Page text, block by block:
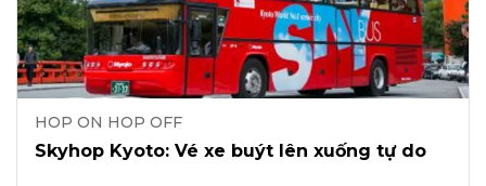
HOP ON HOP OFF
Skyhop Kyoto: Vé xe buýt lên xuống tự do